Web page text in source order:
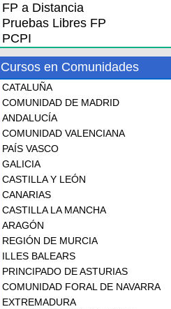
FP a Distancia
Pruebas Libres FP
PCPI
Cursos en Comunidades
CATALUÑA
COMUNIDAD DE MADRID
ANDALUCÍA
COMUNIDAD VALENCIANA
PAÍS VASCO
GALICIA
CASTILLA Y LEÓN
CANARIAS
CASTILLA LA MANCHA
ARAGÓN
REGIÓN DE MURCIA
ILLES BALEARS
PRINCIPADO DE ASTURIAS
COMUNIDAD FORAL DE NAVARRA
EXTREMADURA